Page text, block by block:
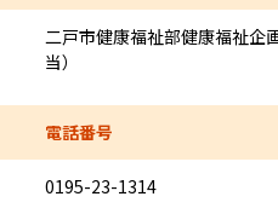
二戸市健康福祉部健康福祉企
当）
電話番号
0195-23-1314